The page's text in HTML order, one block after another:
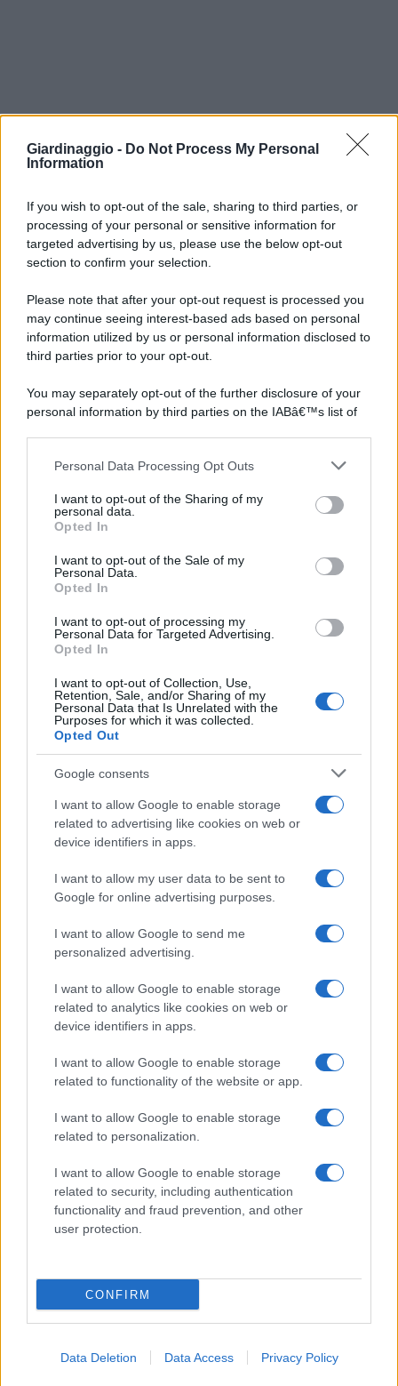
Giardinaggio - Do Not Process My Personal
Information
If you wish to opt-out of the sale, sharing to third parties, or
processing of your personal or sensitive information for
targeted advertising by us, please use the below opt-out
section to confirm your selection.
Please note that after your opt-out request is processed you
may continue seeing interest-based ads based on personal
information utilized by us or personal information disclosed to
third parties prior to your opt-out.
You may separately opt-out of the further disclosure of your
personal information by third parties on the IABâ€™s list of
This information may also be disclosed by us to third parties
further disclose it to other third parties.
Please note that this website/app uses one or more Google
services and may gather and store information including but
not limited to your visit or usage behaviour. You may click to
grant or deny consent to Google and its third-party tags to
consent section.
Personal Data Processing Opt Outs
I want to opt-out of the Sharing of my
personal data.
Opted In
I want to opt-out of the Sale of my
Personal Data.
Opted In
I want to opt-out of processing my
Personal Data for Targeted Advertising.
Opted In
I want to opt-out of Collection, Use,
Retention, Sale, and/or Sharing of my
Personal Data that Is Unrelated with the
Purposes for which it was collected.
Opted Out
Google consents
I want to allow Google to enable storage
related to advertising like cookies on web or
device identifiers in apps.
I want to allow my user data to be sent to
Google for online advertising purposes.
I want to allow Google to send me
personalized advertising.
I want to allow Google to enable storage
related to analytics like cookies on web or
device identifiers in apps.
I want to allow Google to enable storage
related to functionality of the website or app.
I want to allow Google to enable storage
related to personalization.
I want to allow Google to enable storage
related to security, including authentication
functionality and fraud prevention, and other
user protection.
CONFIRM
Data Deletion Data Access Privacy Policy
©2026 - giardinaggio.net - p.iva 03338800984
Pubblicità